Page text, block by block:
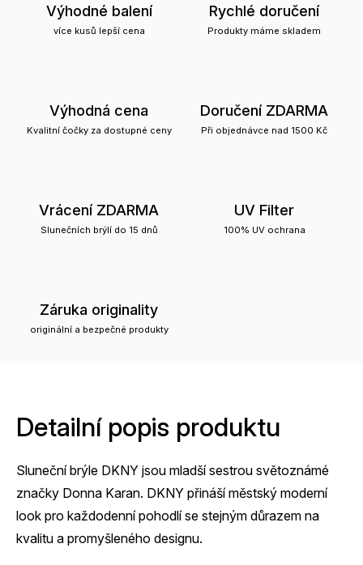
Výhodné balení
více kusů lepší cena
Rychlé doručení
Produkty máme skladem
Výhodná cena
Kvalitní čočky za dostupné ceny
Doručení ZDARMA
Při objednávce nad 1500 Kč
Vrácení ZDARMA
Slunečních brýlí do 15 dnů
UV Filter
100% UV ochrana
Záruka originality
originální a bezpečné produkty
Detailní popis produktu
Sluneční brýle DKNY jsou mladší sestrou světoznámé
značky Donna Karan. DKNY přináší městský moderní
look pro každodenní pohodlí se stejným důrazem na
kvalitu a promyšleného designu.